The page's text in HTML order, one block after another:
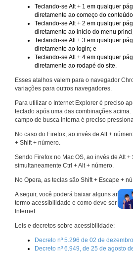
Teclando-se Alt + 1 em qualquer
diretamente ao começo do
Teclando-se Alt + 2 em qualquer
diretamente ao início do menu
Teclando-se Alt + 3 em qualquer
diretamente ao login; e
Teclando-se Alt + 4 em qualquer
diretamente ao rodapé do site.
Esses atalhos valem para o navegador
variações para outros navegadores.
Para utilizar o Internet Explorer é preciso
teclado após uma das combinações
campo de busca interna é preciso
No caso do Firefox, ao invés de Alt +
+ Shift + número.
Sendo Firefox no Mac OS, ao invés de Alt +
simultaneamente Ctrl + Alt + número.
No Opera, as teclas são Shift + Escape +
A seguir, você poderá baixar alguns
termo acessibilidade e como deve ser
Internet.
Leis e decretos sobre acessibilidade:
Decreto nº 5.296 de 02 de
Decreto nº 6.949, de 25 de agosto